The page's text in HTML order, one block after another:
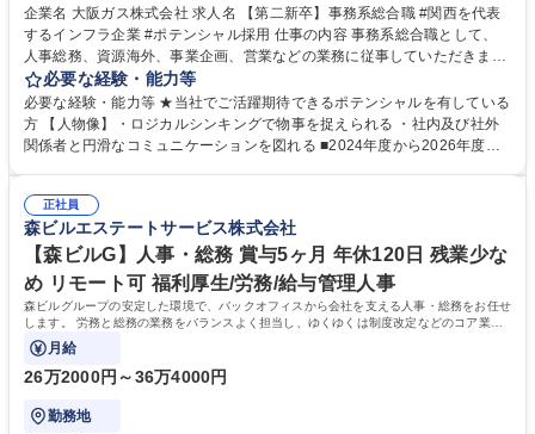
企業名 大阪ガス株式会社 求人名 【第二新卒】事務系総合職 #関西を代表
するインフラ企業 #ポテンシャル採用 仕事の内容 事務系総合職として、
人事総務、資源海外、事業企画、営業などの業務に従事していただきま
す。 【業務内容の一例】■所属事業部の勤労業務 ■海外に関係する各種業
務 ■営業部門の企画スタッフ、ルート営業 【キャリアパス】入社後の配属
ポジションで一定期間ご活躍頂いた後、本人の適性及び将来のキャリアを
鑑みてジョブローテーションを行います。 【育成】OJTでの現場育成や研
表するインフラ企業 #ポテンシャル採用
必要な経験・能力等
必要な経験・能力等 ★当社でご活躍期待できるポテンシャルを有している
方 【人物像】・ロジカルシンキングで物事を捉えられる ・社内及び社外
関係者と円滑なコミュニケーションを図れる ■2024年度から2026年度ま
72.html ■エネルギーセキュリティの不安定化や気候変動による自然災害の
甚大化など、これまで以上に社会課題解決の重要性が高まっています。
「未来の日常」の創造に向けて持続可能な社会の実現に貢献してまいりま
す。 学歴・資格 学歴：大学院 大学 語学力： 資格：
正社員
森ビルエステートサービス株式会社
【森ビルG】人事・総務 賞与5ヶ月 年休120日 残業少な
め リモート可 福利厚生/労務/給与管理人事
森ビルグループの安定した環境で、バックオフィスから会社を支える人事・総務をお任せ
します。 労務と総務の業務をバランスよく担当し、ゆくゆくは制度改定などのコア業務
にも挑戦できる、やりがいある環境です。
月給
26万2000円～36万4000円
勤務地